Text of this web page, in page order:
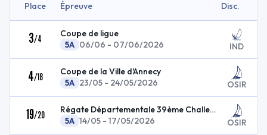
Place Épreuve Disc.
3/4
Coupe de ligue
5A 06/06 - 07/06/2026 IND
4/18
Coupe de la Ville d'Annecy
5A 23/05 - 24/05/2026 OSIR
19/20
Régate Départementale 39ème Challenge Maurice Pomm
5A 14/05 - 17/05/2026 OSIR